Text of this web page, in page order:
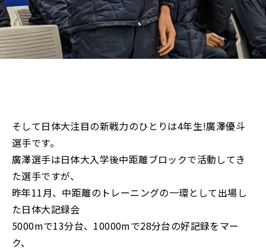
そして日体大注目の新戦力のひとりは4年生!廣澤優斗
選手です。
廣澤選手は日体大入学後中距離ブロックで活動してき
た選手ですが、
昨年11月、中距離のトレーニングの一環として出場し
た日体大記録会
5000mで13分台、10000mで28分台の好記録をマー
ク、